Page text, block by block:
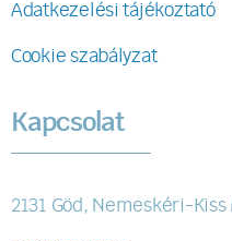
Adatkezelési tájékoztató
Cookie szabályzat
Kapcsolat
2131 Göd, Nemeskéri-Kiss